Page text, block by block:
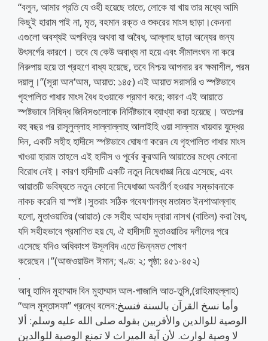
“বলুন, আমার প্রতি যে ওহী হয়েছে তাতে, লোকে যা খায় তার মধ্যে আমি
কিছুই হারাম পাই না, মৃত, বহমান রক্ত ও শুকরের মাংস ছাড়া।কেননা
এগুলো অবশ্যই অপবিত্র অথবা যা অবৈধ, আল্লাহ ছাড়া অন্যের জন্য
উৎসর্গের কারণে। তবে যে কেউ অবাধ্য না হয়ে এবং সীমালংঘন না করে
নিরুপায় হয়ে তা গ্রহণে বাধ্য হয়েছে, তবে নিশ্চয় আপনার রব ক্ষমাশীল, পরম
দয়ালু।”(সূরা আন‘আম, আয়াত: ১৪৫) এই আয়াত সরাসরি ও স্পষ্টভাবে
গৃহপালিত গাধার মাংস বৈধ হওয়াকে প্রমাণ করে; কারণ এই আয়াতে
স্পষ্টভাবে নিষিদ্ধ জিনিসগুলোকে নির্দিষ্টভাবে ব্যাখ্যা করা হয়েছে। অতঃপর
বহু বছর পর রাসূলুল্লাহ সাল্লাল্লাহু আলাইহি ওয়া সাল্লাম খায়বার যুদ্ধের
দিন, একটি সহীহ হাদীসে স্পষ্টভাবে ঘোষণা করেন যে গৃহপালিত গাধার মাংস
খাওয়া হারাম তাহলে এই হাদীস ও পূর্বের কুরআনি আয়াতের মধ্যে কোনো
বিরোধ নেই। কারণ হাদীসটি একটি নতুন নিষেধাজ্ঞা নিয়ে এসেছে, এবং
আয়াতটি ভবিষ্যতে নতুন কোনো নিষেধাজ্ঞা অবতীর্ণ হওয়ার সম্ভাবনাকে
নাকচ করেনি যা স্পষ্ট।সুতরাং সঠিক গবেষণালব্ধ মতামত ইনশাআল্লাহ
হলো, মুতাওয়াতির (আয়াত) কে সহীহ আহাদ দ্বারা নাসখ (বাতিল) করা বৈধ,
যদি সহীহভাবে প্রমাণিত হয় যে, ঐ হাদীসটি মুতাওয়াতির দলীলের পরে
এসেছে যদিও অধিকাংশ উসূলবিদ এতে ভিন্নমত পোষণ
করেছেন।”(আজওয়াউল ঈমান; খণ্ড: ২; পৃষ্ঠা: ৪৫১-৪৫২)
.
আবু হামিদ মুহাম্মাদ বিন মুহাম্মাদ আল-গাজালি আত-তুসি,(রাহিমাহুল্লাহ)
“আল মুস্তাসফা” গ্রন্থে বলেন:وأما نسخ القرآن بالسنة فنسخ
الوصية للوالدين والأقربين بقوله صلى الله عليه وسلم: ألا
لا وصية لوارث. لأن آية الميراث لا تمنع الوصية للوالدين